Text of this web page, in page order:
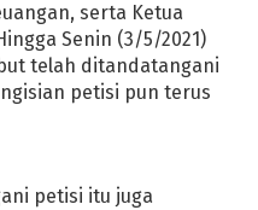
di SDN Telukbangko IV
Pacar Gamers, Brisia Jodie:
HIP Versi Baleg: Trisila
Bocah Pucung Terpapar
Raya Idul Fitri 1441 H / 2020 M
serta Ketua
Senin (3/5/2021)
telah ditandatangani
petisi pun terus
petisi itu juga